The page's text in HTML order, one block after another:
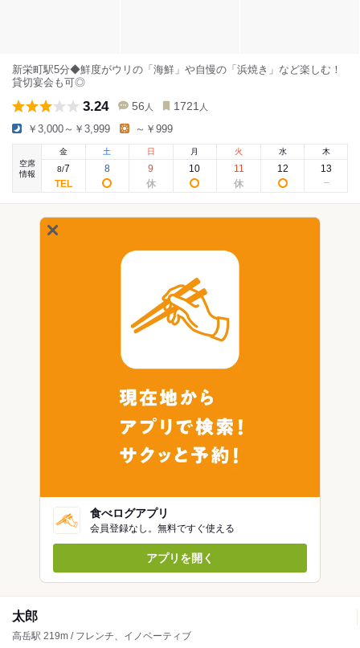
新栄町駅5分◆鮮度がウリの「海鮮」や自慢の「浜焼き」など楽しむ！
貸切宴会も可◎
3.24 56 人 1721 人
￥3,000～￥3,999 ～￥999
空席
情報
金
8/7
土
8
日
9
月
10
火
11
水
12
木
13
食べログアプリ
会員登録なし。無料ですぐ使える
アプリを開く
太郎
高岳駅 219m / フレンチ、イノベーティブ